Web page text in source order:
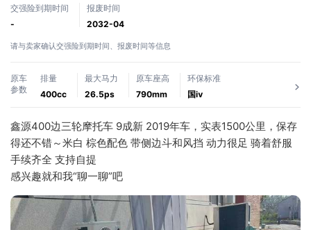
交强险到期时间
-
报废时间
2032-04
请与卖家确认交强险到期时间、报废时间等信息
原车
参数
排量
400cc
最大马力
26.5ps
原车座高
790mm
环保标准
国ⅳ
鑫源400边三轮摩托车 9成新 2019年车，实表1500公里，保存
得还不错～米白 棕色配色 带侧边斗和风挡 动力很足 骑着舒服
手续齐全 支持自提
感兴趣就和我“聊一聊”吧